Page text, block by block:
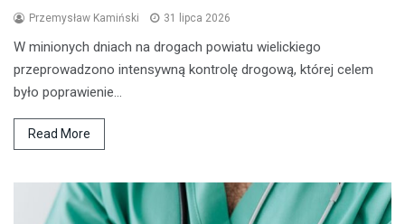
Przemysław Kamiński 31 lipca 2026
W minionych dniach na drogach powiatu wielickiego
przeprowadzono intensywną kontrolę drogową, której celem
było poprawienie…
Read More